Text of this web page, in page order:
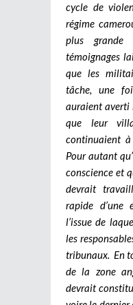
cycle de
régime
plus grande
témoignages
que les
tâche, une
auraient averti
que leur
continuaient à
Pour autant
conscience et
devrait
rapide d’une
l’issue de
les
tribunaux. En
de la zone
devrait